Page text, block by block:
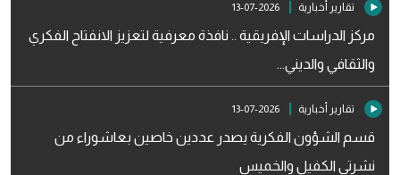
تقارير أخبارية 2026-07-13
مركز الدراسات الإفريقية .. نافذة معرفية لتعزيز الانفتاح الفكري
والثقافي والديني...
تقارير أخبارية 2026-07-13
قسم الشؤون الفكرية يصدر عددين خاصين بعاشوراء من
نشرتي الكفيل والخميس